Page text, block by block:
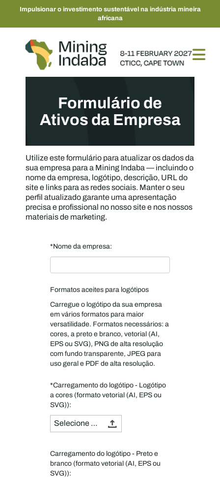
Impulsionar o investimento sustentável na indústria mineira
africana
Formulário de
Ativos da Empresa
Utilize este formulário para atualizar os dados da
sua empresa para a Mining Indaba — incluindo o
nome da empresa, logótipo, descrição, URL do
site e links para as redes sociais. Manter o seu
perfil atualizado garante uma apresentação
precisa e profissional no nosso site e nos nossos
materiais de marketing.
*Nome da empresa:
Formatos aceites para logótipos
Carregue o logótipo da sua empresa
em vários formatos para maior
versatilidade. Formatos necessários: a
cores, a preto e branco, vetorial (AI,
EPS ou SVG), PNG de alta resolução
com fundo transparente, JPEG para
uso geral e PDF de alta resolução.
*Carregamento do logótipo - Logótipo
a cores (formato vetorial (AI, EPS ou
SVG)):
Selecione um ficheiro
Carregamento do logótipo - Preto e
branco (formato vetorial (AI, EPS ou
SVG)):